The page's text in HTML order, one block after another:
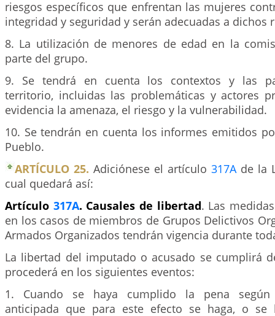
riesgos específicos que enfrentan las mujeres
integridad y seguridad y serán adecuadas a dichos
8. La utilización de menores de edad en la
parte del grupo.
9. Se tendrá en cuenta los contextos y las
territorio, incluidas las problemáticas y actores
evidencia la amenaza, el riesgo y la vulnerabilidad.
10. Se tendrán en cuenta los informes emitidos
Pueblo.
ARTÍCULO 25. Adiciónese el artículo 317Ade la
cual quedará así:
Artículo 317A. Causales de libertad. Las
en los casos de miembros de Grupos Delictivos
Armados Organizados tendrán vigencia durante
La libertad del imputado o acusado se cumplirá
procederá en los siguientes eventos:
1. Cuando se haya cumplido la pena según
anticipada que para este efecto se haga, o se